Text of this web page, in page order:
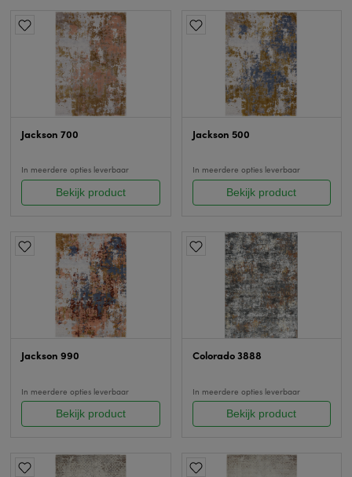
Jackson 700
In meerdere opties leverbaar
Bekijk product
Jackson 500
In meerdere opties leverbaar
Bekijk product
Jackson 990
In meerdere opties leverbaar
Bekijk product
Colorado 3888
In meerdere opties leverbaar
Bekijk product